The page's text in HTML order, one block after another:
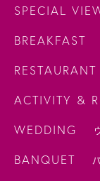
SPECIAL
BREAKFAST
ACTIVITY &
WEDDING
BANQUET